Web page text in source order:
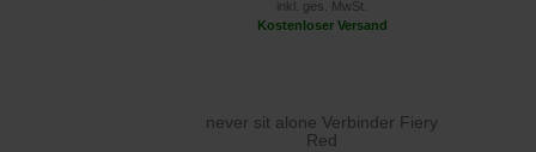
inkl. ges. MwSt.
Kostenloser Versand
never sit alone Verbinder Fiery
Red